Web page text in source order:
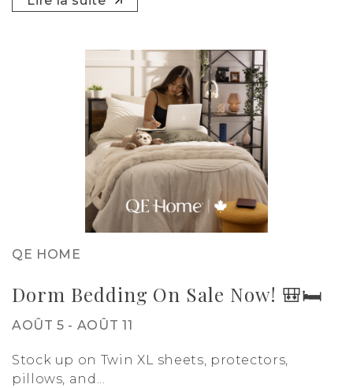
QE HOME
Dorm Bedding On Sale Now! 🎒🛏️
AOÛT 5 - AOÛT 11
Stock up on Twin XL sheets, protectors,
pillows, and...